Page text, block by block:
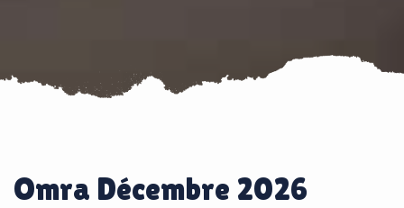
Omra Décembre 2026